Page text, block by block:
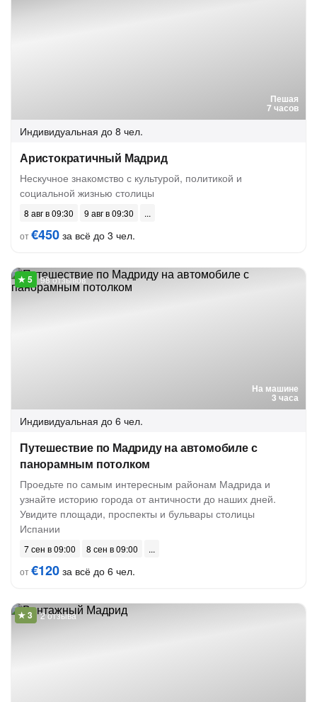
Пешая
7 часов
Индивидуальная до 8 чел.
Аристократичный Мадрид
Нескучное знакомство с культурой, политикой и
социальной жизнью столицы
8 авг в 09:30
9 авг в 09:30
от€450 за всё до 3 чел.
На машине
3 часа
98 отзывов
Индивидуальная до 6 чел.
Путешествие по Мадриду на автомобиле с
панорамным потолком
Проедьте по самым интересным районам Мадрида и
узнайте историю города от античности до наших дней.
Увидите площади, проспекты и бульвары столицы
Испании
7 сен в 09:00
8 сен в 09:00
от€120 за всё до 6 чел.
2 отзыва